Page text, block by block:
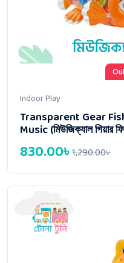
Indoor Play
Transparent Gear
Music (মিউজিক্যাল গিয়ার
1,290.00৳
830.00৳